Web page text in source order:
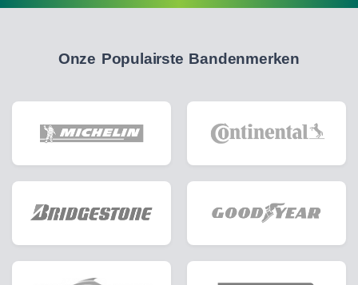
Onze Populairste Bandenmerken